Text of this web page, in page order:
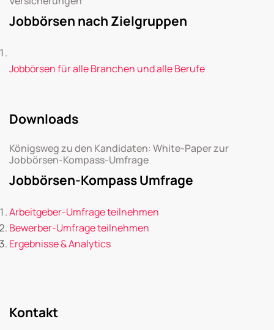
Jobbörsen nach Zielgruppen
Jobbörsen für alle Branchen und alle Berufe
Downloads
Königsweg zu den Kandidaten: White-Paper zur
Jobbörsen-Kompass-Umfrage
Jobbörsen-Kompass Umfrage
Arbeitgeber-Umfrage teilnehmen
Bewerber-Umfrage teilnehmen
Ergebnisse & Analytics
Kontakt